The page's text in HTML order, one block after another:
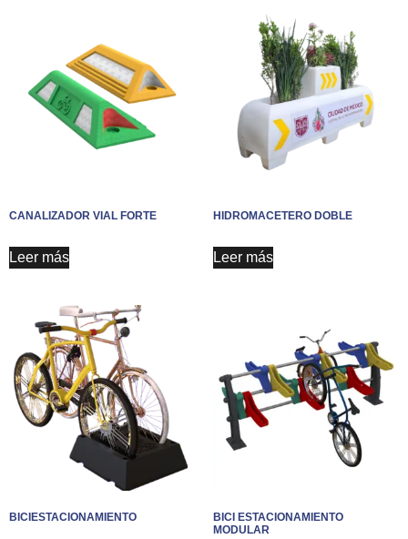
CANALIZADOR VIAL FORTE
Leer más
HIDROMACETERO DOBLE
Leer más
BICIESTACIONAMIENTO
BICI ESTACIONAMIENTO
MODULAR